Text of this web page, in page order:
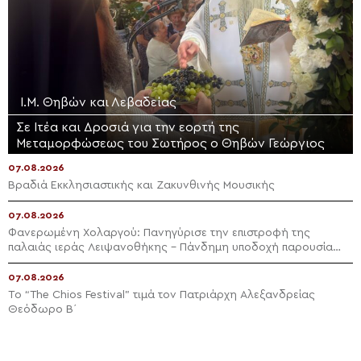
Ι.Μ. Θηβών και Λεβαδείας
Σε Ιτέα και Δροσιά για την εορτή της
Μεταμορφώσεως του Σωτήρος ο Θηβών Γεώργιος
07.08.2026
Βραδιά Εκκλησιαστικής και Ζακυνθινής Μουσικής
07.08.2026
Φανερωμένη Χολαργού: Πανηγύρισε την επιστροφή της
παλαιάς ιεράς Λειψανοθήκης – Πάνδημη υποδοχή παρουσία
του Επισκόπου Χριστουπόλεως
07.08.2026
Το “The Chios Festival” τιμά τον Πατριάρχη Αλεξανδρείας
Θεόδωρο Β΄